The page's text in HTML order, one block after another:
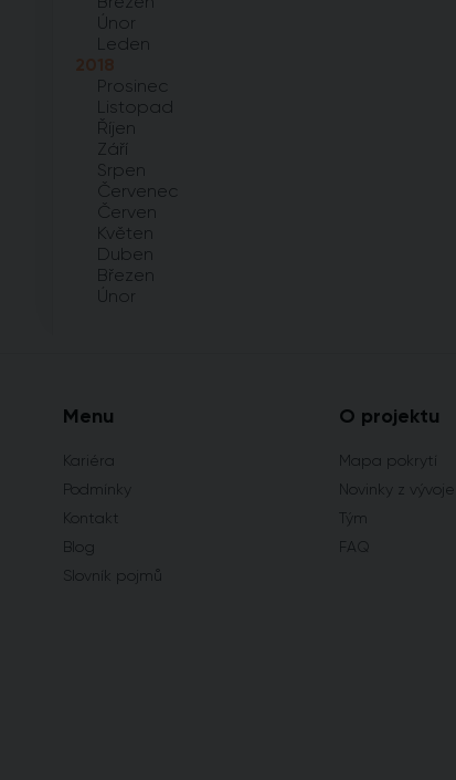
Únor
Leden
2018
Prosinec
Listopad
Říjen
Září
Srpen
Červenec
Červen
Květen
Duben
Březen
Únor
Menu
Kariéra
Podmínky
Kontakt
Blog
Slovník pojmů
O projektu
Mapa pokrytí
Novinky z vývoje
Tým
FAQ